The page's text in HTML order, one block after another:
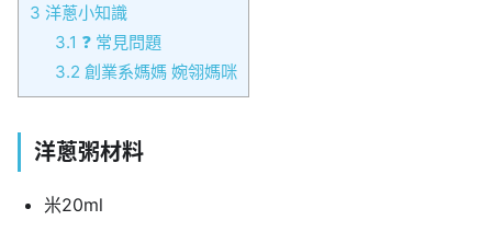
3 洋蔥小知識
3.1 ❓ 常見問題
3.2 創業系媽媽 婉翎媽咪
洋蔥粥材料
米20ml